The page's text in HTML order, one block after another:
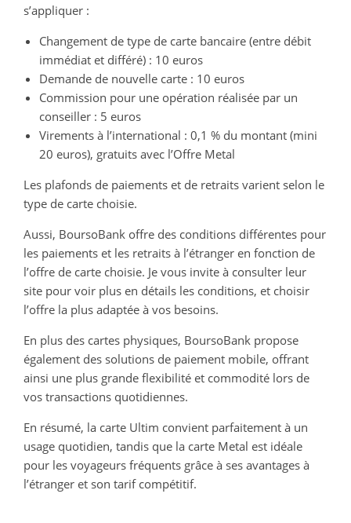
s’appliquer :
Changement de type de carte bancaire (entre débit
immédiat et différé) : 10 euros
Demande de nouvelle carte : 10 euros
Commission pour une opération réalisée par un
conseiller : 5 euros
Virements à l’international : 0,1 % du montant (mini
20 euros), gratuits avec l’Offre Metal
Les plafonds de paiements et de retraits varient selon le
type de carte choisie.
Aussi, BoursoBank offre des conditions différentes pour
les paiements et les retraits à l’étranger en fonction de
l’offre de carte choisie. Je vous invite à consulter leur
site pour voir plus en détails les conditions, et choisir
l’offre la plus adaptée à vos besoins.
En plus des cartes physiques, BoursoBank propose
également des solutions de paiement mobile, offrant
ainsi une plus grande flexibilité et commodité lors de
vos transactions quotidiennes.
En résumé, la carte Ultim convient parfaitement à un
usage quotidien, tandis que la carte Metal est idéale
pour les voyageurs fréquents grâce à ses avantages à
l’étranger et son tarif compétitif.